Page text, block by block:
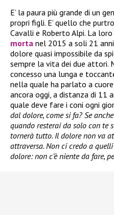
E’ la paura più grande di un
propri figli. E’ quello che
Cavalli e Roberto Alpi. La
morta nel 2015 a soli 21 anni
dolore quasi impossibile da
sempre la vita dei due attori.
concesso una lunga e
nella quale ha parlato a
ancora oggi, a distanza di 11
quale deve fare i coni ogni
dal dolore, come si fa? Se
quando resterai da solo con te
tornerà tutto. Il dolore non va
attraversa. Non ci credo a
dolore: non c’è niente da fare,